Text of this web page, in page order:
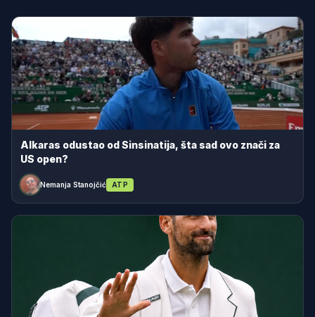
Alkaras odustao od Sinsinatija, šta sad ovo znači za
US open?
Nemanja Stanojčić ATP